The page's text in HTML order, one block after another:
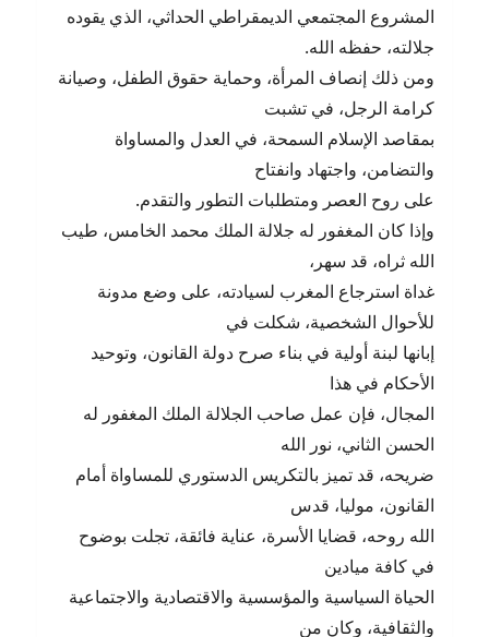
المشروع المجتمعي الديمقراطي الحداثي، الذي يقوده
جلالته، حفظه الله.
ومن ذلك إنصاف المرأة، وحماية حقوق الطفل، وصيانة
كرامة الرجل، في تشبت
بمقاصد الإسلام السمحة، في العدل والمساواة
والتضامن، واجتهاد وانفتاح
على روح العصر ومتطلبات التطور والتقدم.
وإذا كان المغفور له جلالة الملك محمد الخامس، طيب
الله ثراه، قد سهر،
غداة استرجاع المغرب لسيادته، على وضع مدونة
للأحوال الشخصية، شكلت في
إبانها لبنة أولية في بناء صرح دولة القانون، وتوحيد
الأحكام في هذا
المجال، فإن عمل صاحب الجلالة الملك المغفور له
الحسن الثاني، نور الله
ضريحه، قد تميز بالتكريس الدستوري للمساواة أمام
القانون، موليا، قدس
الله روحه، قضايا الأسرة، عناية فائقة، تجلت بوضوح
في كافة ميادين
الحياة السياسية والمؤسسية والاقتصادية والاجتماعية
والثقافية، وكان من